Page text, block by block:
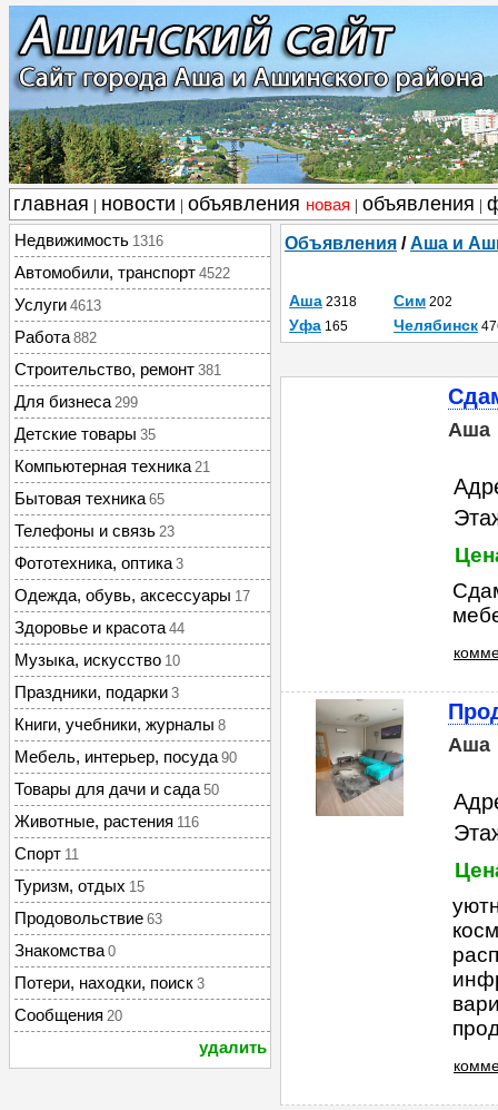
главная новости объявления новая объявления
Недвижимость 1316
Автомобили, транспорт 4522
Услуги 4613
Работа 882
Строительство, ремонт 381
Для бизнеса 299
Детские товары 35
Компьютерная техника 21
Бытовая техника 65
Телефоны и связь 23
Фототехника, оптика 3
Одежда, обувь, аксессуары 17
Здоровье и красота 44
Музыка, искусство 10
Праздники, подарки 3
Книги, учебники, журналы 8
Мебель, интерьер, посуда 90
Товары для дачи и сада 50
Животные, растения 116
Спорт 11
Туризм, отдых 15
Продовольствие 63
Знакомства 0
Потери, находки, поиск 3
Сообщения 20
удалить
Объявления /Аша и
Аша 2318 Сим 202
Уфа 165 Челябинск
Аша
Аша